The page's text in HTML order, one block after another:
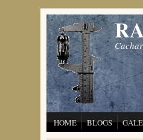
Pasar al contenido principal
HOME BLOGS